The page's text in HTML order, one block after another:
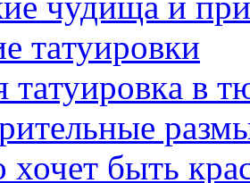
тaтуировки
тaтуировкa в
хочет быть